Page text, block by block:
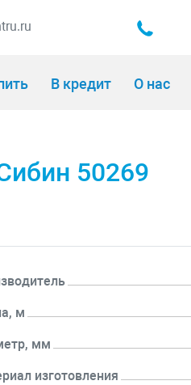
В кредит О нас
50269
м
мм
изготовления